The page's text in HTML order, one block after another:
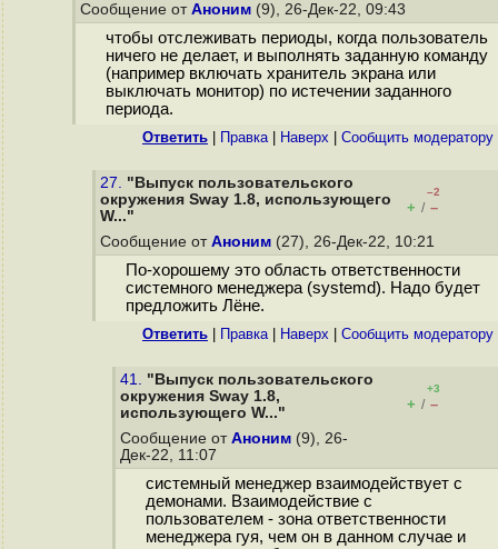
Сообщение от Аноним (9), 26-Дек-22, 09:43
чтобы отслеживать периоды, когда пользователь
ничего не делает, и выполнять заданную команду
(например включать хранитель экрана или
выключать монитор) по истечении заданного
периода.
Ответить Правка| Наверх Cообщить модератору
27. "Выпуск пользовательского
окружения Sway 1.8, использующего
W..."
–2
+ / –
Сообщение от Аноним (27), 26-Дек-22, 10:21
По-хорошему это область ответственности
системного менеджера (systemd). Надо будет
предложить Лёне.
Ответить Правка| Наверх Cообщить модератору
41. "Выпуск пользовательского
окружения Sway 1.8,
использующего W..."
+3
+ / –
Сообщение от Аноним (9), 26-
Дек-22, 11:07
системный менеджер взаимодействует с
демонами. Взаимодействие с
пользователем - зона ответственности
менеджера гуя, чем он в данном случае и